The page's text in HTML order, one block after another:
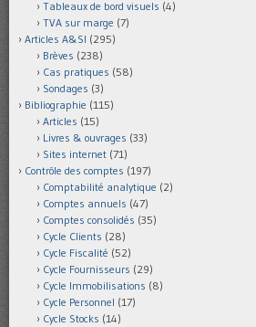
Tableaux de bord visuels (4)
TVA sur marge (7)
Articles A&SI (295)
Brèves (238)
Cas pratiques (58)
Sondages (3)
Bibliographie (115)
Articles (15)
Livres & ouvrages (33)
Sites internet (71)
Contrôle des comptes (197)
Comptabilité analytique (2)
Comptes annuels (47)
Comptes consolidés (35)
Cycle Clients (28)
Cycle Fiscalité (52)
Cycle Fournisseurs (29)
Cycle Immobilisations (8)
Cycle Personnel (17)
Cycle Stocks (14)